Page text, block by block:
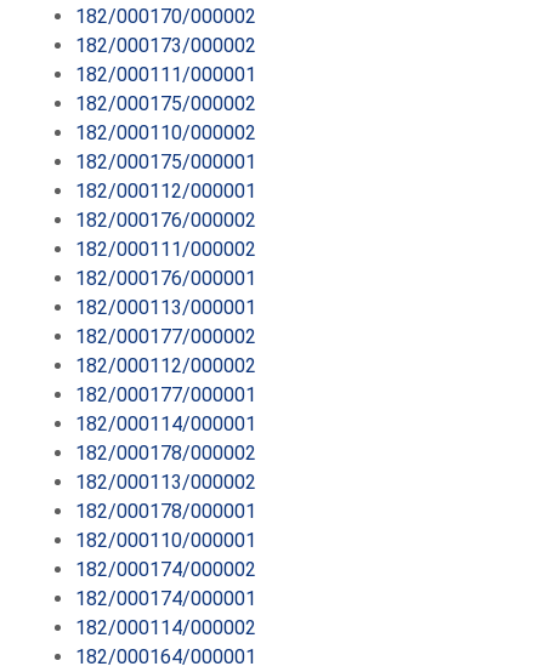
182/000170/000002
182/000173/000002
182/000111/000001
182/000175/000002
182/000110/000002
182/000175/000001
182/000112/000001
182/000176/000002
182/000111/000002
182/000176/000001
182/000113/000001
182/000177/000002
182/000112/000002
182/000177/000001
182/000114/000001
182/000178/000002
182/000113/000002
182/000178/000001
182/000110/000001
182/000174/000002
182/000174/000001
182/000114/000002
182/000164/000001